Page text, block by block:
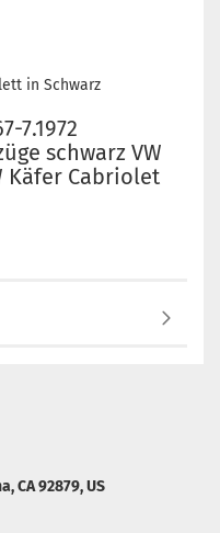
in Schwarz
7.1972
schwarz VW
Käfer Cabriolet
CA 92879, US